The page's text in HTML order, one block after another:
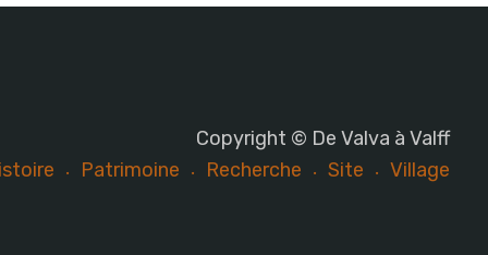
Copyright © De Valva à Valff
Patrimoine Recherche Site Village